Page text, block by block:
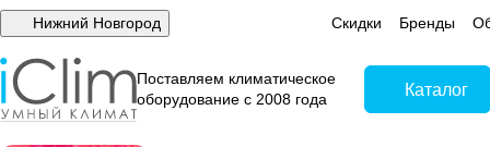
Нижний Новгород Скидки Бренды
Поставляем климатическое
оборудование с 2008 года
Каталог